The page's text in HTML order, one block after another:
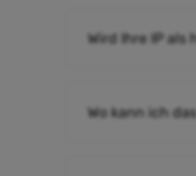
Wird Ihre IP
Wo kann ich